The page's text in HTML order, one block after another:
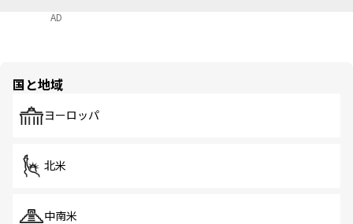
AD
国と地域
ヨーロッパ
北米
中南米